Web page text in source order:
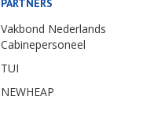
PARTNERS
Vakbond Nederlands
Cabinepersoneel
TUI
NEWHEAP